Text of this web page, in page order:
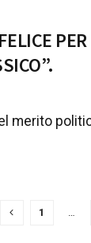
merito
1 …